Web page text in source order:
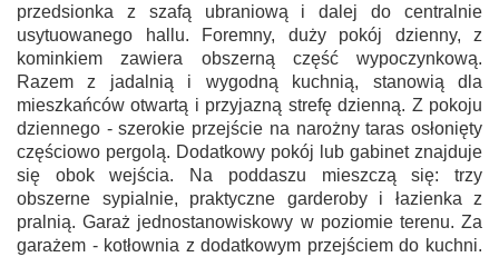
przedsionka z szafą ubraniową i dalej do centralnie
usytuowanego hallu. Foremny, duży pokój dzienny, z
kominkiem zawiera obszerną część wypoczynkową.
Razem z jadalnią i wygodną kuchnią, stanowią dla
mieszkańców otwartą i przyjazną strefę dzienną. Z pokoju
dziennego - szerokie przejście na narożny taras osłonięty
częściowo pergolą. Dodatkowy pokój lub gabinet znajduje
się obok wejścia. Na poddaszu mieszczą się: trzy
obszerne sypialnie, praktyczne garderoby i łazienka z
pralnią. Garaż jednostanowiskowy w poziomie terenu. Za
garażem - kotłownia z dodatkowym przejściem do kuchni.